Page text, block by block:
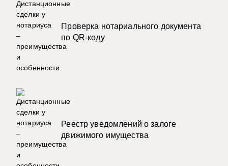
Проверка нотариального документа
по QR-коду
Реестр уведомлений о залоге
движимого имущества